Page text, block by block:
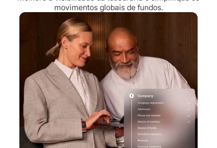
movimentos globais de fundos.